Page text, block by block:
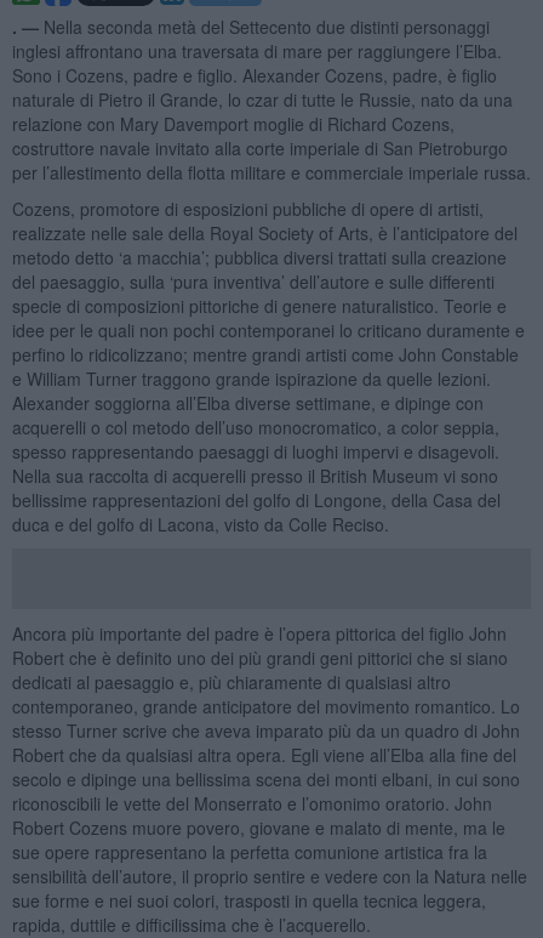
. — Nella seconda metà del Settecento due distinti personaggi
inglesi affrontano una traversata di mare per raggiungere l’Elba.
Sono i Cozens, padre e figlio. Alexander Cozens, padre, è figlio
naturale di Pietro il Grande, lo czar di tutte le Russie, nato da una
relazione con Mary Davemport moglie di Richard Cozens,
costruttore navale invitato alla corte imperiale di San Pietroburgo
per l’allestimento della flotta militare e commerciale imperiale russa.
Cozens, promotore di esposizioni pubbliche di opere di artisti,
realizzate nelle sale della Royal Society of Arts, è l’anticipatore del
metodo detto ‘a macchia’; pubblica diversi trattati sulla creazione
del paesaggio, sulla ‘pura inventiva’ dell’autore e sulle differenti
specie di composizioni pittoriche di genere naturalistico. Teorie e
idee per le quali non pochi contemporanei lo criticano duramente e
perfino lo ridicolizzano; mentre grandi artisti come John Constable
e William Turner traggono grande ispirazione da quelle lezioni.
Alexander soggiorna all’Elba diverse settimane, e dipinge con
acquerelli o col metodo dell’uso monocromatico, a color seppia,
spesso rappresentando paesaggi di luoghi impervi e disagevoli.
Nella sua raccolta di acquerelli presso il British Museum vi sono
bellissime rappresentazioni del golfo di Longone, della Casa del
duca e del golfo di Lacona, visto da Colle Reciso.
Ancora più importante del padre è l’opera pittorica del figlio John
Robert che è definito uno dei più grandi geni pittorici che si siano
dedicati al paesaggio e, più chiaramente di qualsiasi altro
contemporaneo, grande anticipatore del movimento romantico. Lo
stesso Turner scrive che aveva imparato più da un quadro di John
Robert che da qualsiasi altra opera. Egli viene all’Elba alla fine del
secolo e dipinge una bellissima scena dei monti elbani, in cui sono
riconoscibili le vette del Monserrato e l’omonimo oratorio. John
Robert Cozens muore povero, giovane e malato di mente, ma le
sue opere rappresentano la perfetta comunione artistica fra la
sensibilità dell’autore, il proprio sentire e vedere con la Natura nelle
sue forme e nei suoi colori, trasposti in quella tecnica leggera,
rapida, duttile e difficilissima che è l’acquerello.